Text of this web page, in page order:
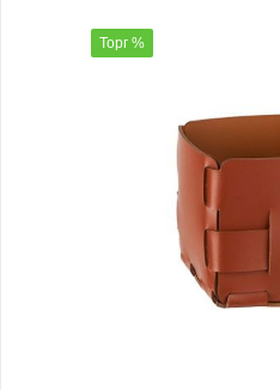
Торг %